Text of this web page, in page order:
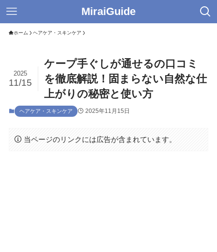
MiraiGuide
ホーム ヘアケア・スキンケア
ケープ手ぐしが通せるの口コミ
を徹底解説！固まらない自然な仕
上がりの秘密と使い方
2025
11/15
ヘアケア・スキンケア 2025年11月15日
当ページのリンクには広告が含まれています。